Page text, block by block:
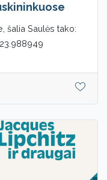
šalia Saulės tako: